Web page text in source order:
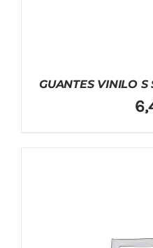
GUANTES VINILO